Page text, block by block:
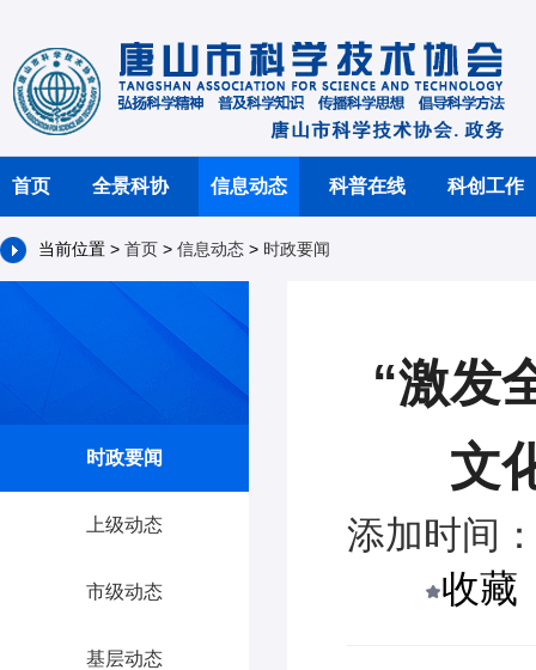
首页 全景科协 信息动态 科普在线 科创工作
当前位置 > 首页 > 信息动态 > 时政要闻
时政要闻
上级动态
市级动态
基层动态
“激发
文
添加时间
收藏